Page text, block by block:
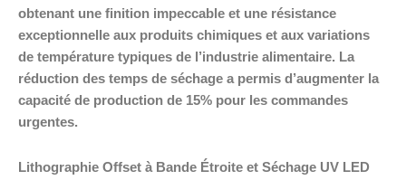
obtenant une finition impeccable et une résistance
exceptionnelle aux produits chimiques et aux variations
de température typiques de l’industrie alimentaire. La
réduction des temps de séchage a permis d’augmenter la
capacité de production de 15% pour les commandes
urgentes.
Lithographie Offset à Bande Étroite et Séchage UV LED